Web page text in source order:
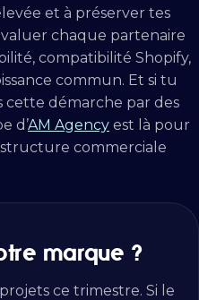
et à préserver tes
chaque partenaire
compatibilité Shopify,
commun. Et si tu
cette démarche par des
d’AM Agency est là pour
commerciale
marque ?
ce trimestre. Si le